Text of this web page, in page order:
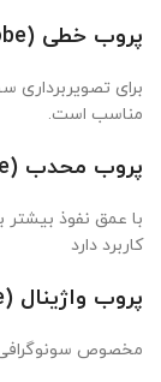
پروب خطی (Linear Probe)
برای
مناسب است.
پروب محدب (Convex Probe)
با عمق نفوذ بیشتر
کاربرد دارد
پروب واژینال (Endocavitary Probe)
مخصوص سونوگرافی